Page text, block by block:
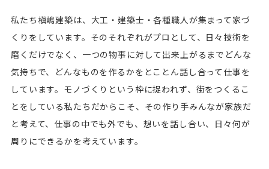
私たち槇嶋建築は、大工・建築士・各種職人が集まって家づ
くりをしています。そのそれぞれがプロとして、日々技術を
磨くだけでなく、一つの物事に対して出来上がるまでどんな
気持ちで、どんなものを作るかをとことん話し合って仕事を
しています。モノづくりという枠に捉われず、街をつくるこ
とをしている私たちだからこそ、その作り手みんなが家族だ
と考えて、仕事の中でも外でも、想いを話し合い、日々何が
周りにできるかを考えています。